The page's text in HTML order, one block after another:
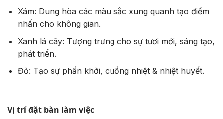
Xám: Dung hòa các màu sắc xung quanh tạo điểm
nhấn cho không gian.
Xanh lá cây: Tượng trưng cho sự tươi mới, sáng tạo,
phát triển.
Đỏ: Tạo sự phấn khởi, cuồng nhiệt & nhiệt huyết.
Vị trí đặt bàn làm việc